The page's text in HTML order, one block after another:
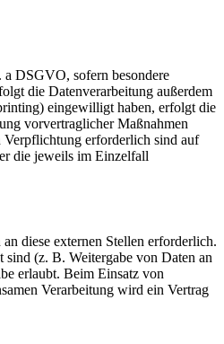
DSGVO, sofern besondere
die Datenverarbeitung außerdem
eingewilligt haben, erfolgt die
vorvertraglicher Maßnahmen
erforderlich sind auf
die jeweils im Einzelfall
diese externen Stellen erforderlich.
(z. B. Weitergabe von Daten an
erlaubt. Beim Einsatz von
Verarbeitung wird ein Vertrag